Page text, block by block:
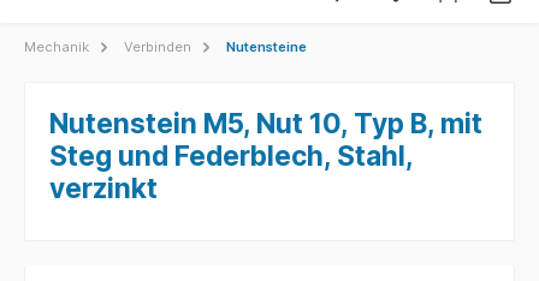
Mechanik Verbinden Nutensteine
Nutenstein M5, Nut 10, Typ B, mit
Steg und Federblech, Stahl,
verzinkt